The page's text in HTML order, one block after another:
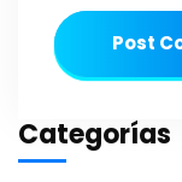
Post
Categorías